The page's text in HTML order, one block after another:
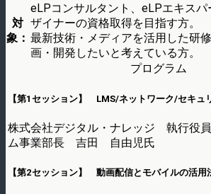
対
象：
eLPコンサルタント、eLPエキス
ザイナーの資格取得を目指す方。
最新技術・メディアを活用した研
画・開発したいと考えている方。
プログラム
【第1セッション】 LMS/ネットワーク/セキュ
株式会社デジタル・ナレッジ 執行役
ム事業部長 吉田 自由児氏
【第2セッション】 動画配信とモバイルの活用